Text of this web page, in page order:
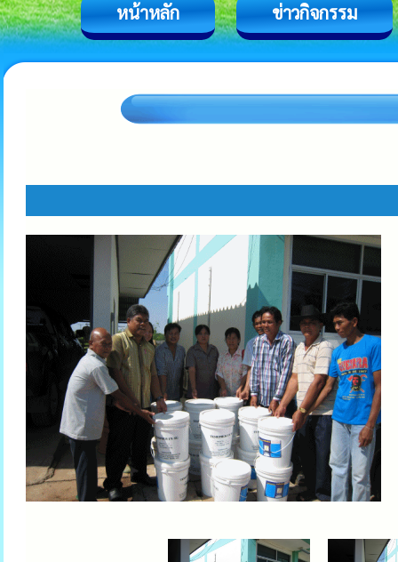
หน้าหลัก ข่าวกิจกรรม